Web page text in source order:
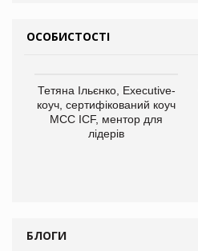
ОСОБИСТОСТІ
Тетяна Ільєнко, Executive-
коуч, сертифікований коуч
МСС ICF, ментор для
лідерів
БЛОГИ